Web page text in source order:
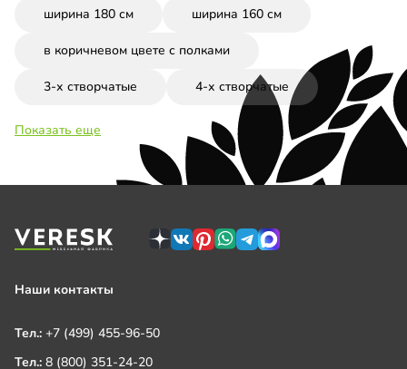
ширина 180 см ширина 160 см
в коричневом цвете с полками
3-х створчатые 4-х створчатые
Показать еще
Наши контакты
Тел.: +7 (499) 455-96-50
Тел.: 8 (800) 351-24-20